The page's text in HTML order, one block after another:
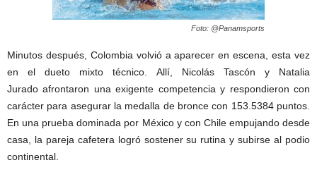
Foto: @Panamsports
Minutos después, Colombia volvió a aparecer en escena, esta vez
en el dueto mixto técnico. Allí, Nicolás Tascón y Natalia
Jurado afrontaron una exigente competencia y respondieron con
carácter para asegurar la medalla de bronce con 153.5384 puntos.
En una prueba dominada por México y con Chile empujando desde
casa, la pareja cafetera logró sostener su rutina y subirse al podio
continental.